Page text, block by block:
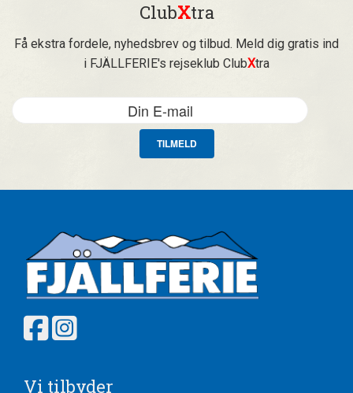
ClubXtra
Få ekstra fordele, nyhedsbrev og tilbud. Meld dig gratis ind
i FJÄLLFERIE's rejseklub ClubXtra
TILMELD
Vi tilbyder